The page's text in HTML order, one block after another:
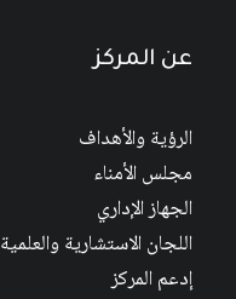
عن المركز
الرؤية والأهداف
مجلس الأمناء
الجهاز الإداري
اللجان الاستشارية والعلمية
إدعم المركز